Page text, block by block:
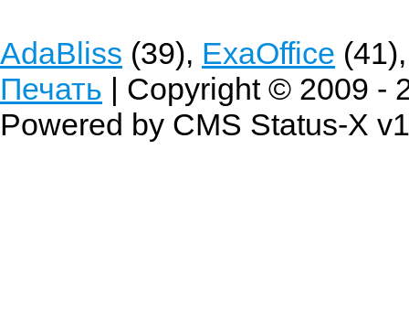
AdaBliss (39), ExaOffice
Печать | Copyright © 2009 -
Powered by CMS Status-X